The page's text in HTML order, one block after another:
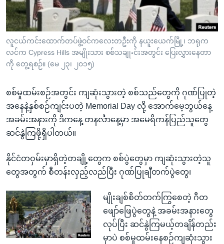
ညွန်း
စာမျက်နှာ
သို့
ကျော်
ကြည့်
ရှာဖွေ
ရန်
Learning English
ဗွီအိုအေ လူမှုကွန်ယက်များ
လူငယ်ကင်းထောက်တပ်ဖွဲ့ဝင်ကလေးတဦးကို နယူးယေက်မြို့၊ ဘရုက
လင်က Cypress Hills အမျိုးသား စစ်သချုႋင်းအတွင်း ပြေးလွှားနေတာ
ကို တွေ့ရစဉ်။ (မေ ၂၃၊ ၂၀၁၅)
စစ်မှုထမ်းစဉ်အတွင်း ကျဆုံးသွားတဲ့ စစ်သည်တွေကို ဂုဏ်ပြုတဲ့
အနေနဲ့နှစ်စဉ်ကျင်းပတဲ့ Memorial Day လို့ အောက်မေ့ဘွယ်နေ့
အခမ်းအနားကို ဒီကနေ့ တနင်္လာနေ့မှာ အမေရိကန်ပြည်သူတွေ
ဆင်နွဲကြဖို့ရှိပါတယ်။
နိုင်ငံတဝှမ်းမှာရှိတဲ့တချို့တွေက စစ်ပွဲတွေမှာ ကျဆုံးသွားတဲ့သူ
တွေအတွက် စီတန်းလှည့်လည်ပြီး ဂုဏ်ပြုချီတက်ပွဲတွေ၊
မျိုးချစ်စိတ်တက်ကြွစေတဲ့ ဂီတ
ဖျော်ဖြေပွဲတွေနဲ့ အခမ်းအနားတွေ
လုပ်ပြီး ဆင်နွဲကြမယ့်တချိန်တည်း
မှာပဲ စစ်မှုထမ်းနေစဉ်ကျဆုံးသွား